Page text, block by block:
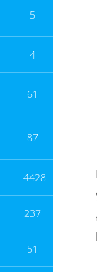
5
4
61
87
4428
237
51